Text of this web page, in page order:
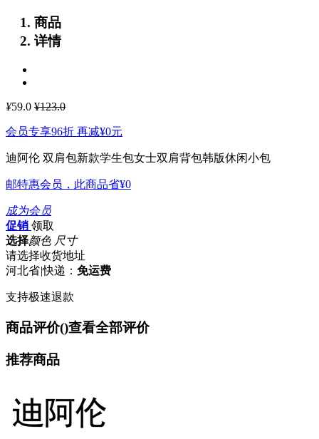
商品
详情
¥59.0 ¥123.0
会员专享96折 再减¥0元
迪阿伦 双肩包新款学生包女士双肩背包韩版休闲小包
邮特惠会员，此商品省¥0
成为会员
促销 领取
选择颜色 尺寸
请选择收货地址
河北省|快递： 免运费
支持极速退款
商品评价()查看全部评价
推荐商品